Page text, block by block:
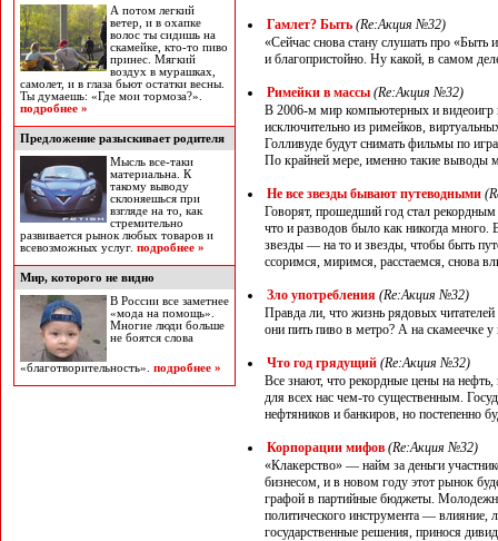
А потом легкий
ветер, и в охапке
волос ты сидишь на
скамейке, кто-то пиво
принес. Мягкий
воздух в мурашках,
самолет, и в глаза бьют остатки весны.
Ты думаешь: «Где мои тормоза?».
подробнее »
Предложение разыскивает родителя
Мысль все-таки
материальна. К
такому выводу
склоняешься при
взгляде на то, как
стремительно
развивается рынок любых товаров и
всевозможных услуг. подробнее »
Мир, которого не видно
В России все заметнее
«мода на помощь».
Многие люди больше
не боятся слова
«благотворительность». подробнее »
Гамлет? Быть (Re:Акция №32)
«Сейчас снова стану слушать про «Быть
и благопристойно. Ну какой, в самом
Римейки в массы (Re:Акция №32)
В 2006-м мир компьютерных и видеоигр
исключительно из римейков,
Голливуде будут снимать фильмы по
По крайней мере, именно такие выводы
Не все звезды бывают путеводными
Говорят, прошедший год стал
что и разводов было как никогда много.
звезды — на то и звезды, чтобы быть
ссоримся, миримся, расстаемся, снова
Зло употребления (Re:Акция №32)
Правда ли, что жизнь рядовых
они пить пиво в метро? А на скамеечке
Что год грядущий (Re:Акция №32)
Все знают, что рекордные цены на
для всех нас чем-то существенным.
нефтяников и банкиров, но постепенно
Корпорации мифов (Re:Акция №32)
«Клакерство» — найм за деньги
бизнесом, и в новом году этот рынок
графой в партийные бюджеты.
политического инструмента — влияние,
государственные решения, принося